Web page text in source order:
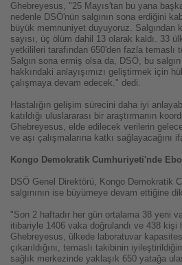
Ghebreyesus, "25 Mayıs'tan bu yana
nedenle DSÖ'nün salgının sona erdiğini
büyük memnuniyet duyuyoruz. Salgından
sayısı, üç ölüm dahil 13 olarak kaldı. 33
yetkilileri tarafından 650'den fazla temaslı
Salgın sona ermiş olsa da, DSÖ, bu
hakkındaki anlayışımızı geliştirmek için
çalışmaya devam edecek." dedi.
Hastalığın gelişim sürecini daha iyi
katıldığı uluslararası bir araştırmanın
Ghebreyesus, elde edilecek verilerin
ve aşı çalışmalarına katkı sağlayacağını
Kongo Demokratik Cumhuriyeti'nde
DSÖ Genel Direktörü, Kongo Demokratik
salgınının ise büyümeye devam ettiğine
"Son 2 haftadır her gün ortalama 38 yeni
itibariyle 1406 vaka doğrulandı ve 438 kişi
Ghebreyesus, ülkede laboratuvar
çıkarıldığını, temaslı takibinin
sağlık merkezinde yaklaşık 650 yatağa